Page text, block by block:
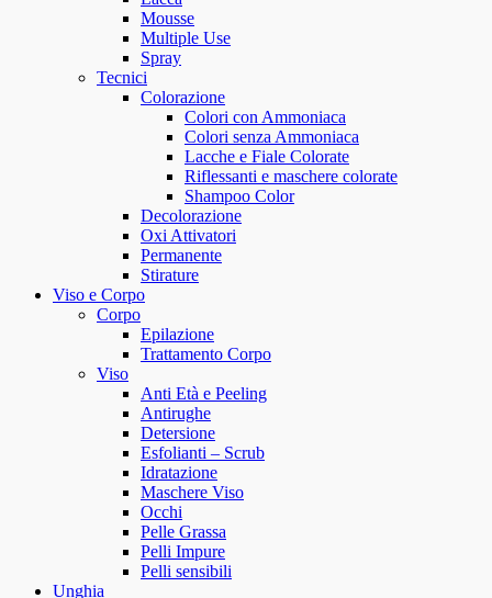
Mousse
Multiple Use
Spray
Tecnici
Colorazione
Colori con Ammoniaca
Colori senza Ammoniaca
Lacche e Fiale Colorate
Riflessanti e maschere colorate
Shampoo Color
Decolorazione
Oxi Attivatori
Permanente
Stirature
Viso e Corpo
Corpo
Epilazione
Trattamento Corpo
Viso
Anti Età e Peeling
Antirughe
Detersione
Esfolianti – Scrub
Idratazione
Maschere Viso
Occhi
Pelle Grassa
Pelli Impure
Pelli sensibili
Unghia